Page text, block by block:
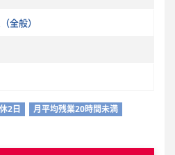
全般）
2日
月平均残業20時間未満